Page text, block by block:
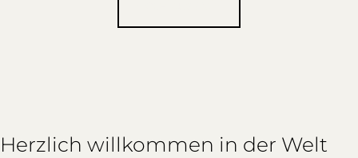
Herzlich willkommen in der Welt